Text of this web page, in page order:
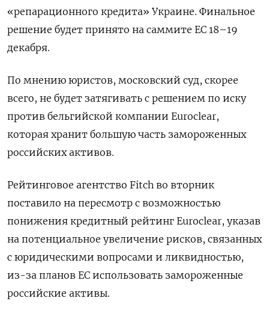
«репарационного кредита» Украине. Финальное
решение будет принято на саммите ЕС 18–19
декабря.
По мнению юристов, московский суд, скорее
всего, не будет затягивать с решением по иску
против бельгийской компании Euroclear,
которая хранит большую часть замороженных
российских активов.
Рейтинговое агентство Fitch во вторник
поставило на пересмотр с возможностью
понижения кредитный рейтинг Euroclear, указав
на потенциальное увеличение рисков, связанных
с юридическими вопросами и ликвидностью,
из-за планов ЕС использовать замороженные
российские активы.